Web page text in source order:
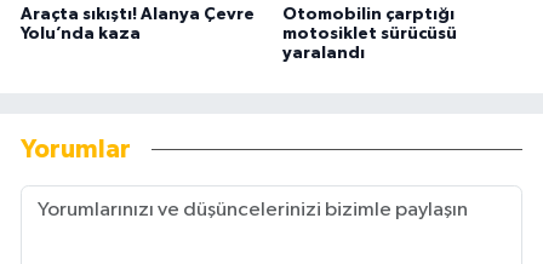
Araçta sıkıştı! Alanya Çevre
Yolu’nda kaza
Otomobilin çarptığı
motosiklet sürücüsü
yaralandı
Yorumlar